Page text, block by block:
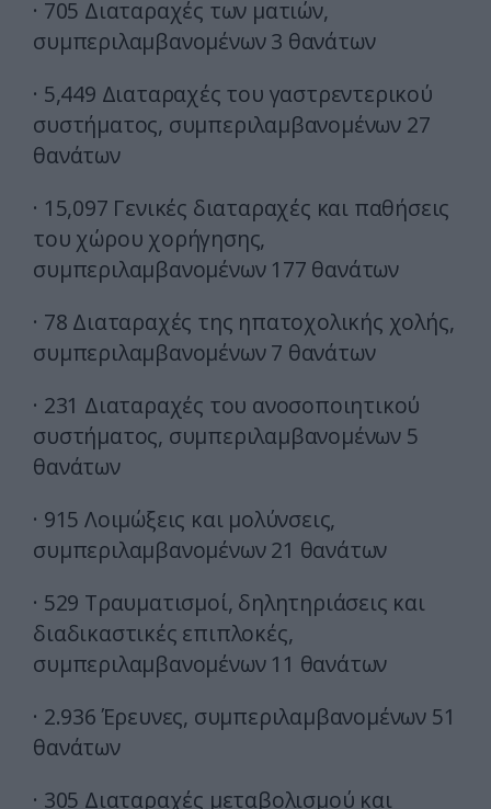
· 705 Διαταραχές των ματιών,
συμπεριλαμβανομένων 3 θανάτων
· 5,449 Διαταραχές του γαστρεντερικού
συστήματος, συμπεριλαμβανομένων 27
θανάτων
· 15,097 Γενικές διαταραχές και παθήσεις
του χώρου χορήγησης,
συμπεριλαμβανομένων 177 θανάτων
· 78 Διαταραχές της ηπατοχολικής χολής,
συμπεριλαμβανομένων 7 θανάτων
· 231 Διαταραχές του ανοσοποιητικού
συστήματος, συμπεριλαμβανομένων 5
θανάτων
· 915 Λοιμώξεις και μολύνσεις,
συμπεριλαμβανομένων 21 θανάτων
· 529 Τραυματισμοί, δηλητηριάσεις και
διαδικαστικές επιπλοκές,
συμπεριλαμβανομένων 11 θανάτων
· 2.936 Έρευνες, συμπεριλαμβανομένων 51
θανάτων
· 305 Διαταραχές μεταβολισμού και